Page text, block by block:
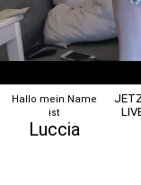
Hallo mein Name
ist
Luccia